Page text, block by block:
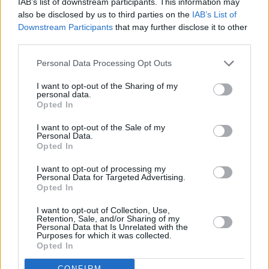
also be disclosed by us to third parties on the IAB’s List of
Downstream Participants that may further disclose it to other
Personal Data Processing Opt Outs
I want to opt-out of the Sharing of my
personal data.
Opted In
I want to opt-out of the Sale of my
Personal Data.
Opted In
I want to opt-out of processing my
Personal Data for Targeted Advertising.
Opted In
I want to opt-out of Collection, Use,
Retention, Sale, and/or Sharing of my
Personal Data that Is Unrelated with the
Purposes for which it was collected.
Opted In
«ο λόγος της παραπομπής του κ. Βρεττού στην
Επιτροπή Δεοντολογίας ήταν η
πρωτοβουλία τουνα υπερψηφίσει ως πρόεδρο της
Εξεταστικής Επιτροπής που διερευνά το σκάνδαλο
του ΟΠΕΚΕΠΕ την πρόταση της ΝΔ.
» Η διαφοροποίησή του από τη γραμμή της "Νίκης"
αλλά και οι σχετικές επεξηγηματικές δηλώσεις του
ότι το έκανε "γιατί η ΝΔ έχει το δικαίωμα να εκλέγει
τον πρόεδρο της Επιτροπής" είναι
ανεκτέςκαι καθολικά απορριπτέες από το Κίνημα,